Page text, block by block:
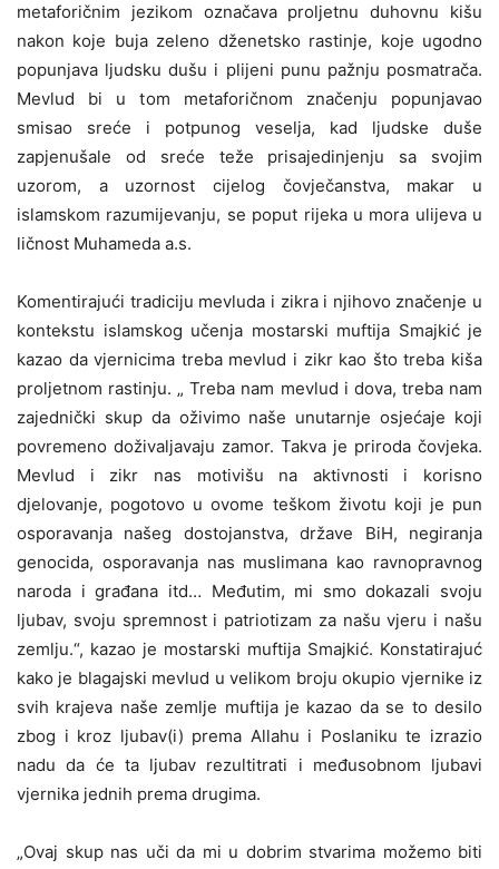
metaforičnim jezikom označava proljetnu duhovnu kišu
nakon koje buja zeleno dženetsko rastinje, koje ugodno
popunjava ljudsku dušu i plijeni punu pažnju posmatrača.
Mevlud bi u tom metaforičnom značenju popunjavao
smisao sreće i potpunog veselja, kad ljudske duše
zapjenušale od sreće teže prisajedinjenju sa svojim
uzorom, a uzornost cijelog čovječanstva, makar u
islamskom razumijevanju, se poput rijeka u mora ulijeva u
ličnost Muhameda a.s.
Komentirajući tradiciju mevluda i zikra i njihovo značenje u
kontekstu islamskog učenja mostarski muftija Smajkić je
kazao da vjernicima treba mevlud i zikr kao što treba kiša
proljetnom rastinju. „ Treba nam mevlud i dova, treba nam
zajednički skup da oživimo naše unutarnje osjećaje koji
povremeno doživaljavaju zamor. Takva je priroda čovjeka.
Mevlud i zikr nas motivišu na aktivnosti i korisno
djelovanje, pogotovo u ovome teškom životu koji je pun
osporavanja našeg dostojanstva, države BiH, negiranja
genocida, osporavanja nas muslimana kao ravnopravnog
naroda i građana itd… Međutim, mi smo dokazali svoju
ljubav, svoju spremnost i patriotizam za našu vjeru i našu
zemlju.“, kazao je mostarski muftija Smajkić. Konstatirajuć
kako je blagajski mevlud u velikom broju okupio vjernike iz
svih krajeva naše zemlje muftija je kazao da se to desilo
zbog i kroz ljubav(i) prema Allahu i Poslaniku te izrazio
nadu da će ta ljubav rezultitrati i međusobnom ljubavi
vjernika jednih prema drugima.
„Ovaj skup nas uči da mi u dobrim stvarima možemo biti